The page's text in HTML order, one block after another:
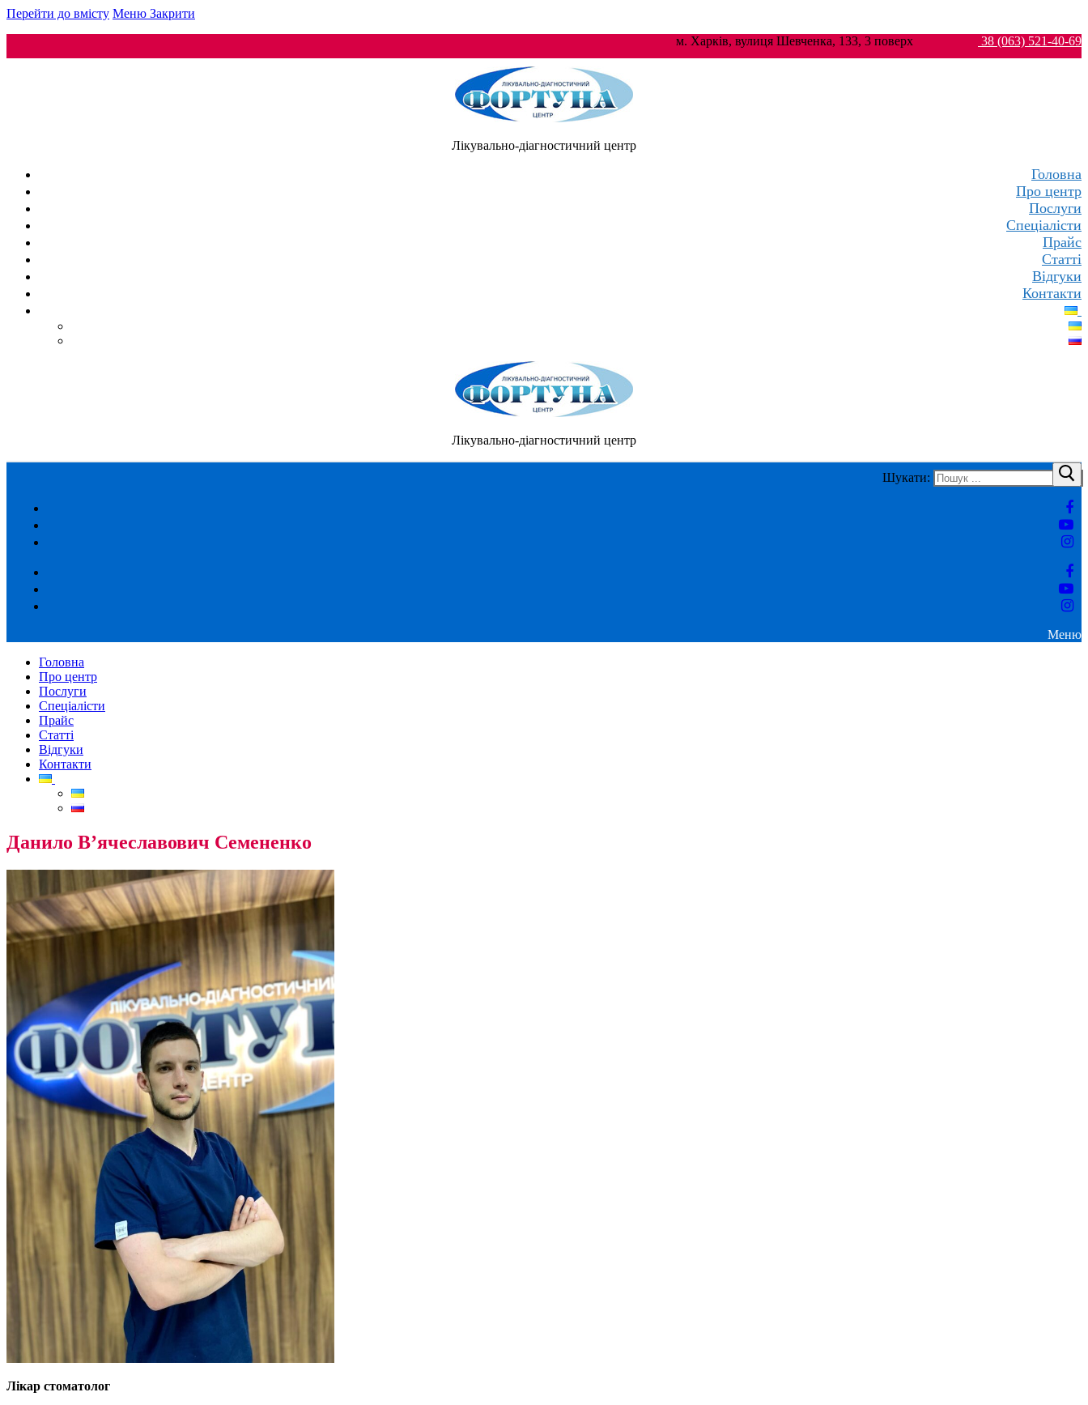
Перейти до вмісту Меню Закрити
м. Харків, вулиця Шевченка, 133, 3 поверх
38 (063) 521-40-69
Лікувально-діагностичний центр
Головна
Про центр
Послуги
Спеціалісти
Прайс
Статті
Відгуки
Контакти
Лікувально-діагностичний центр
Шукати:
Меню
Головна
Про центр
Послуги
Спеціалісти
Прайс
Статті
Відгуки
Контакти
Данило В’ячеславович Семененко
Лікар стоматолог